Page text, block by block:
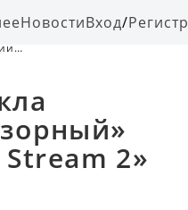
НовостиВход/
2»